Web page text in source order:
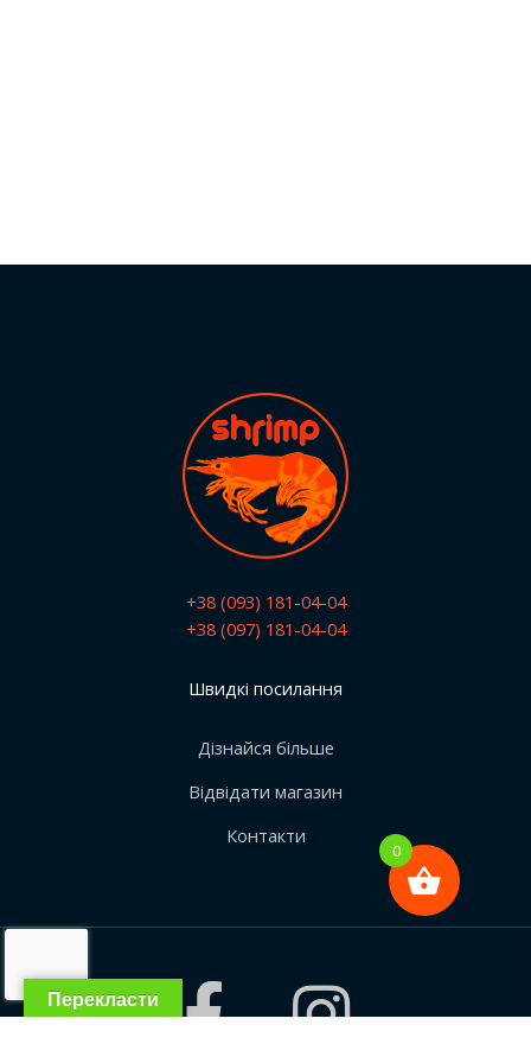
+38 (093) 181-04-04
+38 (097) 181-04-04
Швидкі посилання
Дізнайся більше
Відвідати магазин
Контакти
Перекласти
0